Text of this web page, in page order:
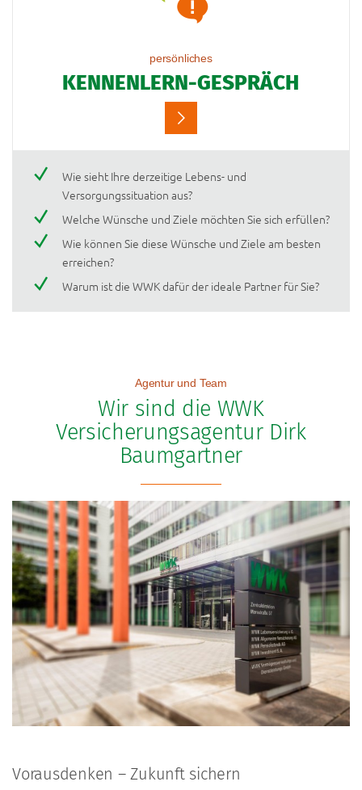
persönliches
KENNENLERN-GESPRÄCH
Wie sieht Ihre derzeitige Lebens- und
Versorgungssituation aus?
Welche Wünsche und Ziele möchten Sie sich erfüllen?
Wie können Sie diese Wünsche und Ziele am besten
erreichen?
Warum ist die WWK dafür der ideale Partner für Sie?
Wir sind die WWK
Versicherungsagentur Dirk
Baumgartner
Agentur und Team
Vorausdenken – Zukunft sichern